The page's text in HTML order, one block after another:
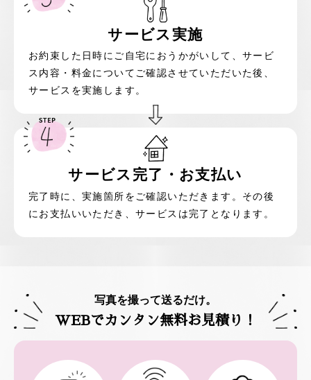
サービス実施
お約束した日時にご自宅におうかがいして、サービ
ス内容・料金についてご確認させていただいた後、
サービスを実施します。
サービス完了 ・ お支払い
完了時に、実施箇所をご確認いただきます。その後
にお支払いいただき、サービスは完了となります。
写真を撮って送るだけ。
WEBでカンタン無料お見積り！